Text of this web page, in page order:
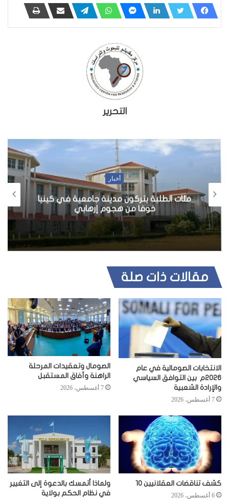
التحرير
أخبار
مئات الطلبة يتركون مدينة جامعية في كينيا
خوفا من هجوم إرهابي
مقالات ذات صلة
الانتخابات الصومالية في عام
2026م بين التوافق السياسي
والإرادة الشعبية
7 أغسطس، 2026
الصومال وتعقيدات المرحلة
الراهنة وآفاق المستقبل
7 أغسطس، 2026
كشف تناقضات العقلانيين 10
6 أغسطس، 2026
ولماذا أتمسك بالدعوة إلى التغيير
في نظام الحكم بولاية